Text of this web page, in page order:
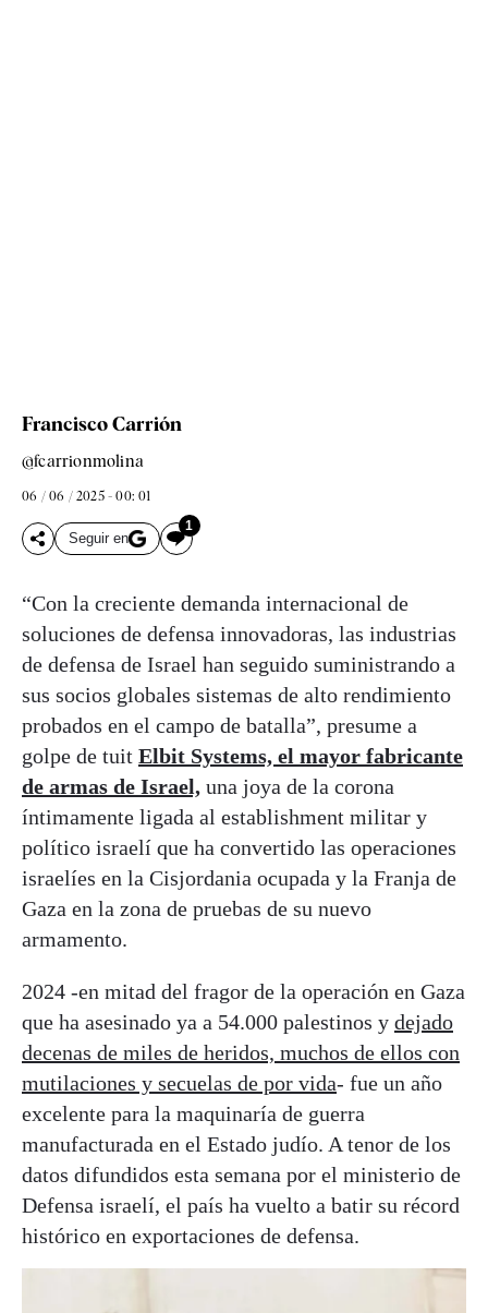
Francisco Carrión
@fcarrionmolina
06 / 06 / 2025 - 00: 01
Seguir en
1
“Con la creciente demanda internacional de
soluciones de defensa innovadoras, las industrias
de defensa de Israel han seguido suministrando a
sus socios globales sistemas de alto rendimiento
probados en el campo de batalla”, presume a
golpe de tuit Elbit Systems, el mayor fabricante
de armas de Israel, una joya de la corona
íntimamente ligada al establishment militar y
político israelí que ha convertido las operaciones
israelíes en la Cisjordania ocupada y la Franja de
Gaza en la zona de pruebas de su nuevo
armamento.
2024 -en mitad del fragor de la operación en Gaza
que ha asesinado ya a 54.000 palestinos y dejado
decenas de miles de heridos, muchos de ellos con
mutilaciones y secuelas de por vida- fue un año
excelente para la maquinaría de guerra
manufacturada en el Estado judío. A tenor de los
datos difundidos esta semana por el ministerio de
Defensa israelí, el país ha vuelto a batir su récord
histórico en exportaciones de defensa.